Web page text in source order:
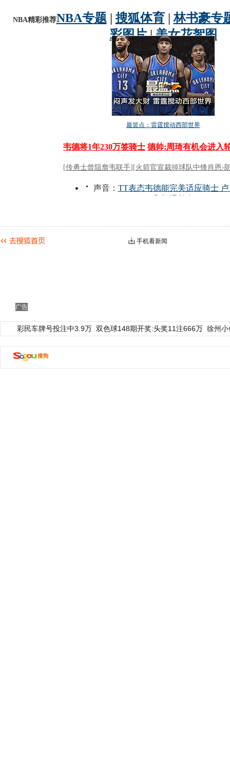
手机看新闻
广告
彩民车牌号投注中3.9万 双色球148期开奖:头奖11注666万 徐州
动物系恋人啊 | 钟欣潼体验爱情哲学 南